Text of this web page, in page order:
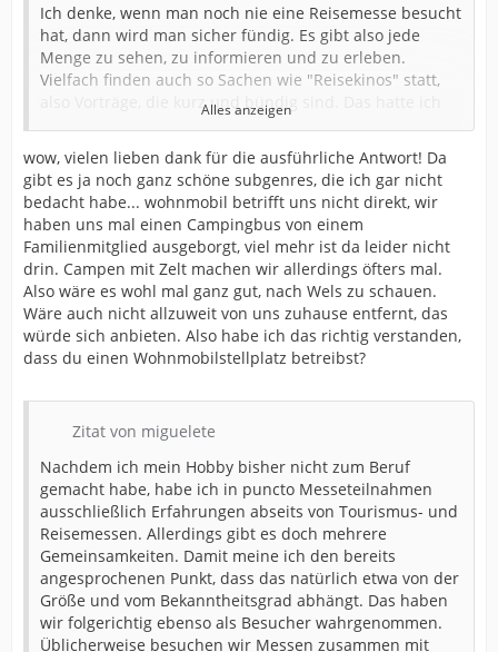
Ich denke, wenn man noch nie eine Reisemesse besucht
hat, dann wird man sicher fündig. Es gibt also jede
Menge zu sehen, zu informieren und zu erleben.
Vielfach finden auch so Sachen wie "Reisekinos" statt,
also Vorträge, die kurz und bündig sind. Das hatte ich
mal auf dem Caravan Salon Austria in Wels und auf der
Publikumsinteresse.
Ich finde, es hängt aber auch von der Größe und Art der
Messe ab. Die Unterschiede gerade in der Größe und
dem Bekanntheitsgrad sind enorm. Und dann wären da
auch noch die fachbezogenen Reisemessen. Zu nennen
wären da die Wohnmobilmessen CMT, Caravan Salon
oder auch die Outdoormessen wie in Friedrichshafen.
Hier wird es dann eben spezieller. Da gibt es dann nicht
nur Informationen aus bestimmten Ländern und
entsprechenden Hersteller.
Hier mal meine Messe-Erfahrungen:
ITB Berlin- ist schon lange her und ich war nur einmal
dort. Ich habe es als sehr groß empfunden und hätte
sicher mehr als nur einen Tag gebrauchen können. Das
war aber in meinen Reiseanfängen. Heute würde ich
wahrscheinlich schneller durch sein.
Reise + Camping Essen- Mehrfach besucht und drei
Mal selber Aussteller gewesen. Ist im Laufe der Jahre
Alles anzeigen
wow, vielen lieben dank für die ausführliche Antwort! Da
gibt es ja noch ganz schöne subgenres, die ich gar nicht
bedacht habe... wohnmobil betrifft uns nicht direkt, wir
haben uns mal einen Campingbus von einem
Familienmitglied ausgeborgt, viel mehr ist da leider nicht
drin. Campen mit Zelt machen wir allerdings öfters mal.
Also wäre es wohl mal ganz gut, nach Wels zu schauen.
Wäre auch nicht allzuweit von uns zuhause entfernt, das
würde sich anbieten. Also habe ich das richtig verstanden,
dass du einen Wohnmobilstellplatz betreibst?
Zitat von miguelete
Nachdem ich mein Hobby bisher nicht zum Beruf
gemacht habe, habe ich in puncto Messeteilnahmen
ausschließlich Erfahrungen abseits von Tourismus- und
Reisemessen. Allerdings gibt es doch mehrere
Gemeinsamkeiten. Damit meine ich den bereits
angesprochenen Punkt, dass das natürlich etwa von der
Größe und vom Bekanntheitsgrad abhängt. Das haben
wir folgerichtig ebenso als Besucher wahrgenommen.
Üblicherweise besuchen wir Messen zusammen mit